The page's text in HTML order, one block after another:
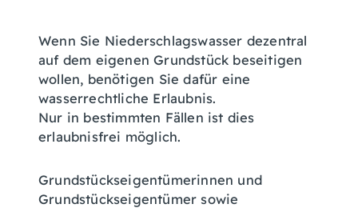
Wenn Sie Niederschlagswasser dezentral
auf dem eigenen Grundstück beseitigen
wollen, benötigen Sie dafür eine
wasserrechtliche Erlaubnis.
Nur in bestimmten Fällen ist dies
erlaubnisfrei möglich.
Grundstückseigentümerinnen und
Grundstückseigentümer sowie